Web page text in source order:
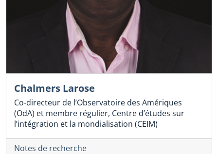
Chalmers Larose
Co-directeur de l’Observatoire des Amériques
(OdA) et membre régulier, Centre d’études sur
l’intégration et la mondialisation (CEIM)
Notes de recherche